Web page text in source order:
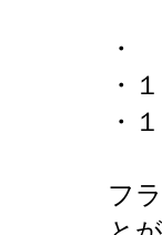
・
・
・
フ